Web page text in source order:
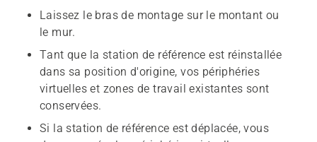
Laissez le bras de montage sur le montant ou
le mur.
Tant que la station de référence est réinstallée
dans sa position d'origine, vos périphéries
virtuelles et zones de travail existantes sont
conservées.
Si la station de référence est déplacée, vous